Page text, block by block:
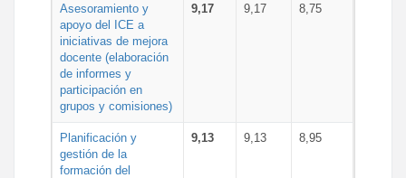
Asesoramiento y
apoyo del ICE a
iniciativas de mejora
docente (elaboración
de informes y
participación en
grupos y comisiones)
9,17 9,17 8,75
Planificación y
gestión de la
formación del
9,13 9,13 8,95